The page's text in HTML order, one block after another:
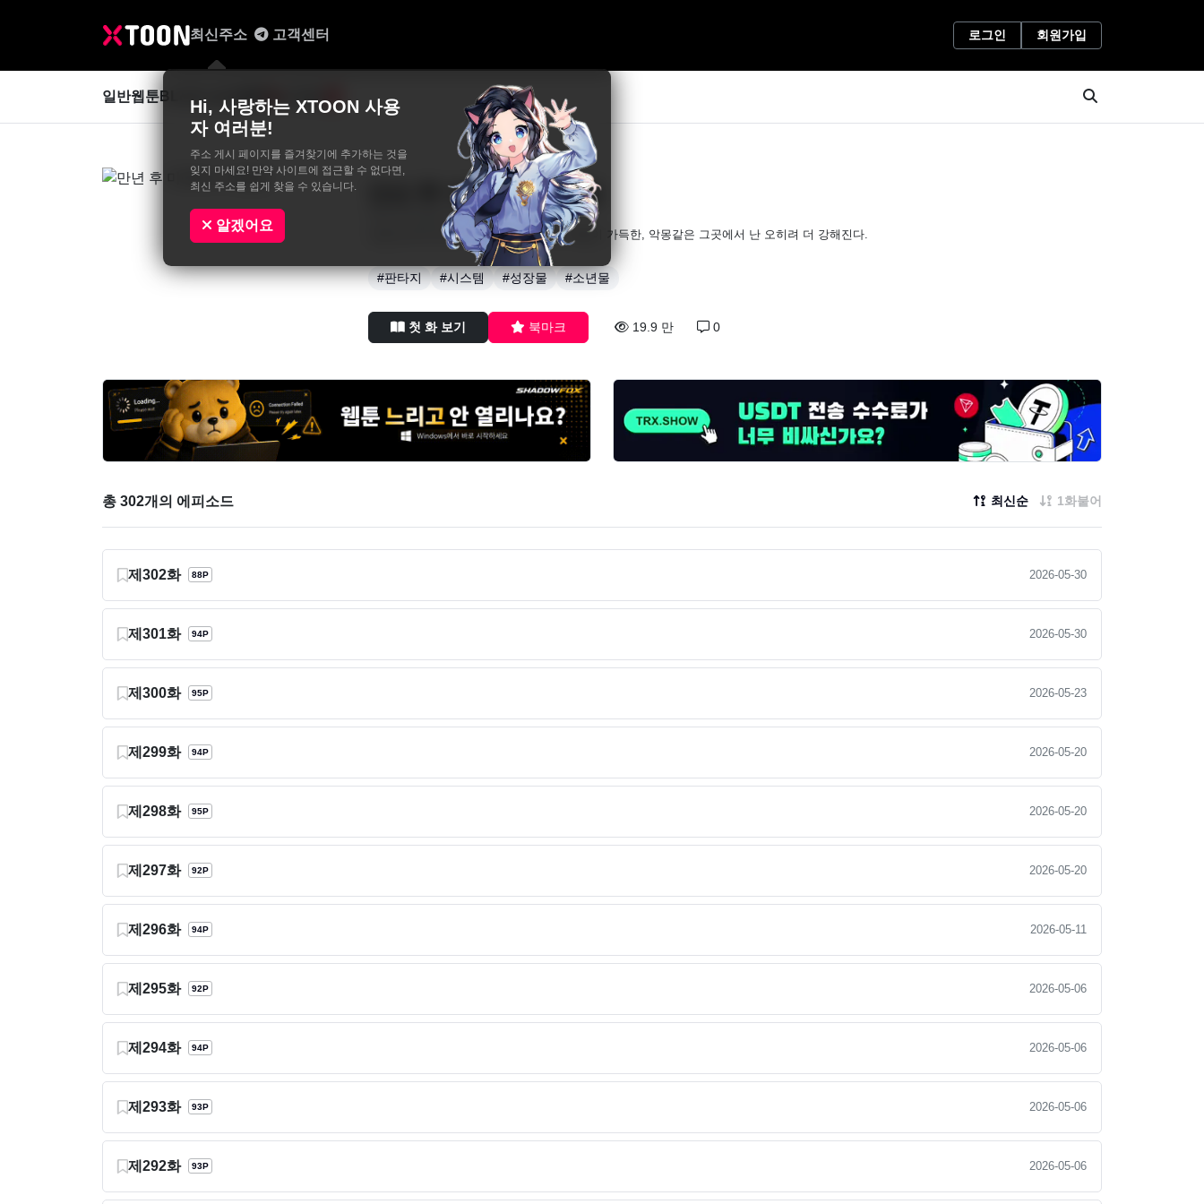
최신주소
Hi, 사랑하는 XTOON 사용
자 여러분!
주소 게시 페이지를 즐겨찾기에 추가하는 것을
잊지 마세요! 만약 사이트에 접근할 수 없다면,
최신 주소를 쉽게 찾을 수 있습니다.
알겠어요
고객센터 로그인 회원가입
일반웹툰BL&GL 성인웹툰
만년 후 미래에서 레벨업
faloo,Changpan Warrior
눈을 감으면 만년 후 세계에 도착한다. 죽음이 가득한, 악몽같은 그곳에서 난 오히려 더 강해진다.
#판타지 #시스템 #성장물 #소년물
첫 화 보기 북마크 19.9 만 0
총 302개의 에피소드 최신순 1화붙어
제302화 88P 2026-05-30
제301화 94P 2026-05-30
제300화 95P 2026-05-23
제299화 94P 2026-05-20
제298화 95P 2026-05-20
제297화 92P 2026-05-20
제296화 94P 2026-05-11
제295화 92P 2026-05-06
제294화 94P 2026-05-06
제293화 93P 2026-05-06
제292화 93P 2026-05-06